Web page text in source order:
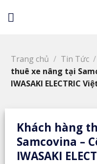
Trang chủ / Tin Tức /
thuê xe nâng tại
IWASAKI ELECTRIC
Khách hàng
Samcovina –
IWASAKI